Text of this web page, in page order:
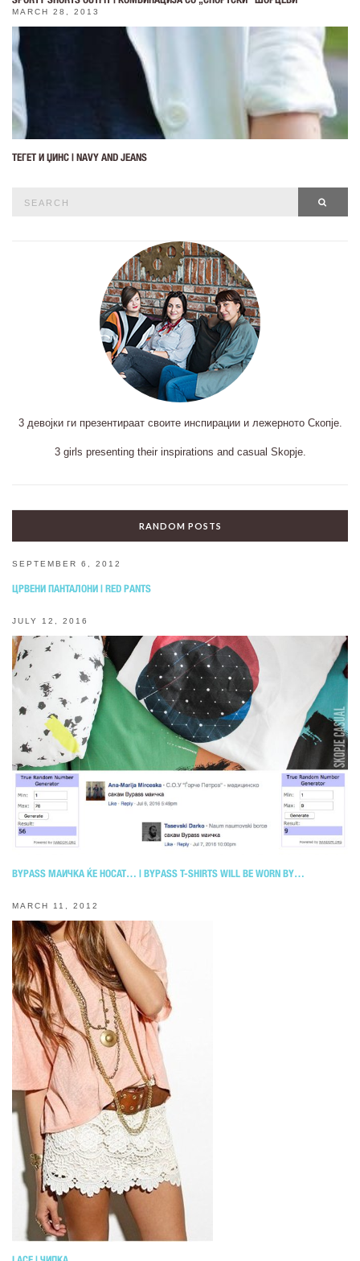
MARCH 28, 2013
ТЕГЕТ И ЏИНС | NAVY AND JEANS
3 девојки ги презентираат своите инспирации и лежерното Скопје.
3 girls presenting their inspirations and casual Skopje.
RANDOM POSTS
SEPTEMBER 6, 2012
ЦРВЕНИ ПАНТАЛОНИ | RED PANTS
JULY 12, 2016
BYPASS МАИЧКА ЌЕ НОСАТ… | BYPASS T-SHIRTS WILL BE WORN BY…
MARCH 11, 2012